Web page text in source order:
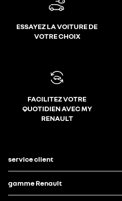
ESSAYEZ LA VOITURE DE
VOTRE CHOIX
FACILITEZ VOTRE
QUOTIDIEN AVEC MY
RENAULT
service client
gamme Renault